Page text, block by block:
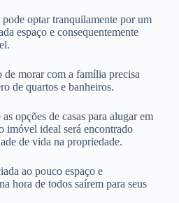
optar tranquilamente por um
espaço e consequentemente
morar com a família precisa
de quartos e banheiros.
opções de casas para alugar em
imóvel ideal será encontrado
de vida na propriedade.
ao pouco espaço e
hora de todos saírem para seus